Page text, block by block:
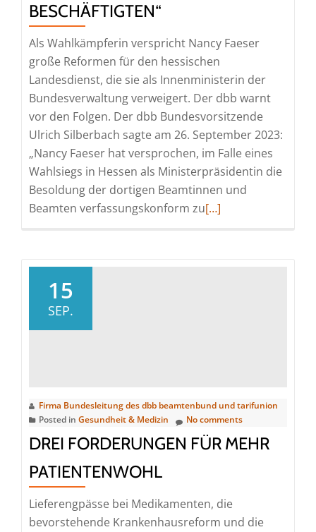
BESCHÄFTIGTEN“
Als Wahlkämpferin verspricht Nancy Faeser
große Reformen für den hessischen
Landesdienst, die sie als Innenministerin der
Bundesverwaltung verweigert. Der dbb warnt
vor den Folgen. Der dbb Bundesvorsitzende
Ulrich Silberbach sagte am 26. September 2023:
„Nancy Faeser hat versprochen, im Falle eines
Wahlsiegs in Hessen als Ministerpräsidentin die
Besoldung der dortigen Beamtinnen und
Beamten verfassungskonform zuRead
den
Beschäftigten“
[…]
15
SEP.
Firma Bundesleitung des dbb beamtenbund und tarifunion
Posted in Gesundheit & Medizin No comments
DREI FORDERUNGEN FÜR MEHR
PATIENTENWOHL
Lieferengpässe bei Medikamenten, die
bevorstehende Krankenhausreform und die